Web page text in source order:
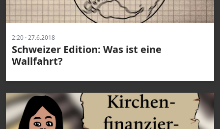
2:20 · 27.6.2018
Schweizer Edition: Was ist eine
Wallfahrt?